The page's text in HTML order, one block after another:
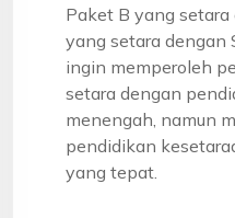
Paket B yang setara
yang setara dengan
ingin memperoleh
setara dengan
menengah, namun
pendidikan
yang tepat.